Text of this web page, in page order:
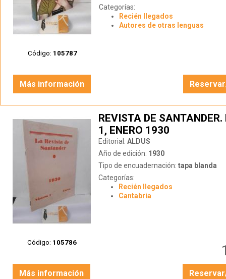
Código: 105787
Categorías:
Recién llegados
Autores de otras lenguas
Más información
Código: 105786
REVISTA DE SANTANDER.
1, ENERO 1930
Editorial: ALDUS
Año de edición: 1930
Tipo de encuadernación: tapa blanda
Categorías:
Recién llegados
Cantabria
Más información